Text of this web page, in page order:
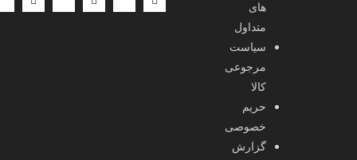
های
متداول
سیاست
مرجوعی
کالا
حریم
خصوصی
گزارش